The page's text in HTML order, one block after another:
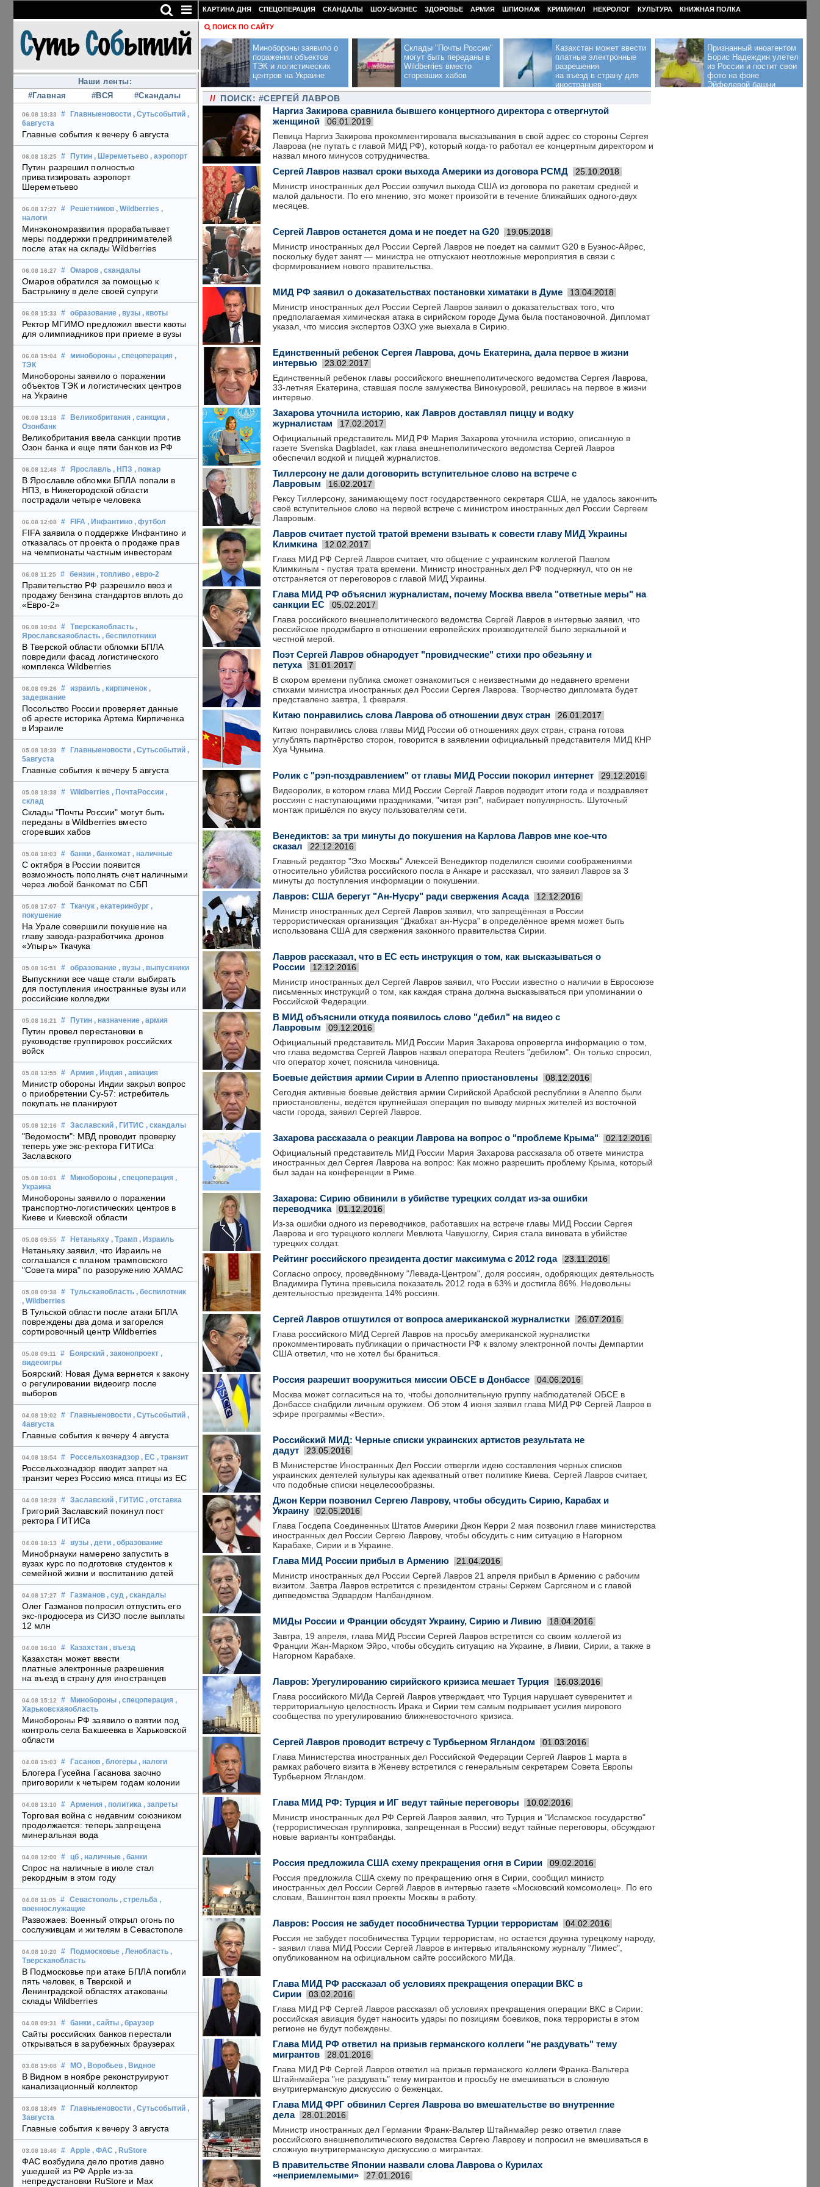
Наши ленты:
#Главная
#ВСЯ #Скандалы
06.08 18:33 # Главныеновости , Сутьсобытий ,
6августа
Главные события к вечеру 6 августа
06.08 18:25 # Путин , Шереметьево , аэропорт
Путин разрешил полностью
приватизировать аэропорт
Шереметьево
06.08 17:27 # Решетников , Wildberries ,
налоги
Минэкономразвития прорабатывает
меры поддержки предпринимателей
после атак на склады Wildberries
06.08 16:27 # Омаров , скандалы
Омаров обратился за помощью к
Бастрыкину в деле своей супруги
06.08 15:33 # образование , вузы , квоты
Ректор МГИМО предложил ввести квоты
для олимпиадников при приеме в вузы
06.08 15:04 # минобороны , спецоперация ,
ТЭК
Минобороны заявило о поражении
объектов ТЭК и логистических центров
на Украине
06.08 13:18 # Великобритания , санкции ,
Озонбанк
Великобритания ввела санкции против
Озон банка и еще пяти банков из РФ
06.08 12:48 # Ярославль , НПЗ , пожар
В Ярославле обломки БПЛА попали в
НПЗ, в Нижегородской области
пострадали четыре человека
06.08 12:08 # FIFA , Инфантино , футбол
FIFA заявила о поддержке Инфантино и
отказалась от проекта о продаже прав
на чемпионаты частным инвесторам
06.08 11:25 # бензин , топливо , евро-2
Правительство РФ разрешило ввоз и
продажу бензина стандартов вплоть до
«Евро-2»
06.08 10:04 # Тверскаяобласть ,
Ярославскаяобласть , беспилотники
В Тверской области обломки БПЛА
повредили фасад логистического
комплекса Wildberries
06.08 09:26 # израиль , кирпиченок ,
задержание
Посольство России проверяет данные
об аресте историка Артема Кирпиченка
в Израиле
05.08 18:39 # Главныеновости , Сутьсобытий ,
5августа
Главные события к вечеру 5 августа
05.08 18:38 # Wildberries , ПочтаРоссии ,
склад
Склады "Почты России" могут быть
переданы в Wildberries вместо
сгоревших хабов
05.08 18:03 # банки , банкомат , наличные
С октября в России появится
возможность пополнять счет наличными
через любой банкомат по СБП
05.08 17:07 # Ткачук , екатеринбург ,
покушение
На Урале совершили покушение на
главу завода-разработчика дронов
«Упырь» Ткачука
05.08 16:51 # образование , вузы , выпускники
Выпускники все чаще стали выбирать
для поступления иностранные вузы или
российские колледжи
05.08 16:21 # Путин , назначение , армия
Путин провел перестановки в
руководстве группировок российских
войск
05.08 13:55 # Армия , Индия , авиация
Министр обороны Индии закрыл вопрос
о приобретении Су-57: истребитель
покупать не планируют
05.08 12:16 # Заславский , ГИТИС , скандалы
"Ведомости": МВД проводит проверку
теперь уже экс-ректора ГИТИСа
Заславского
05.08 10:01 # Минобороны , спецоперация ,
Украина
Минобороны заявило о поражении
транспортно-логистических центров в
Киеве и Киевской области
05.08 09:55 # Нетаньяху , Трамп , Израиль
Нетаньяху заявил, что Израиль не
соглашался с планом трамповского
"Совета мира" по разоружению ХАМАС
05.08 09:38 # Тульскаяобласть , беспилотник
, Wildberries
В Тульской области после атаки БПЛА
повреждены два дома и загорелся
сортировочный центр Wildberries
05.08 09:11 # Боярский , законопроект ,
видеоигры
Боярский: Новая Дума вернется к закону
о регулировании видеоигр после
выборов
04.08 19:02 # Главныеновости , Сутьсобытий ,
4августа
Главные события к вечеру 4 августа
04.08 18:54 # Россельхознадзор , ЕС , транзит
Россельхознадзор вводит запрет на
транзит через Россию мяса птицы из ЕС
04.08 18:28 # Заславский , ГИТИС , отставка
Григорий Заславский покинул пост
ректора ГИТИСа
04.08 18:13 # вузы , дети , образование
Минобрнауки намерено запустить в
вузах курс по подготовке студентов к
семейной жизни и воспитанию детей
04.08 17:27 # Газманов , суд , скандалы
Олег Газманов попросил отпустить его
экс-продюсера из СИЗО после выплаты
12 млн
04.08 16:10 # Казахстан , въезд
Казахстан может ввести
платные электронные разрешения
на въезд в страну для иностранцев
04.08 15:12 # Минобороны , спецоперация ,
Харьковскаяобласть
Минобороны РФ заявило о взятии под
контроль села Бакшеевка в Харьковской
области
04.08 15:03 # Гасанов , блогеры , налоги
Блогера Гусейна Гасанова заочно
приговорили к четырем годам колонии
04.08 13:10 # Армения , политика , запреты
Торговая война с недавним союзником
продолжается: теперь запрещена
минеральная вода
04.08 12:00 # цб , наличные , банки
Спрос на наличные в июле стал
рекордным в этом году
04.08 11:05 # Севастополь , стрельба ,
военнослужащие
Развожаев: Военный открыл огонь по
сослуживцам и жителям в Севастополе
04.08 10:20 # Подмосковье , Ленобласть ,
Тверскаяобласть
В Подмосковье при атаке БПЛА погибли
пять человек, в Тверской и
Ленинградской областях атакованы
склады Wildberries
04.08 09:31 # банки , сайты , браузер
Сайты российских банков перестали
открываться в зарубежных браузерах
03.08 19:08 # МО , Воробьев , Видное
В Видном в ноябре реконструируют
канализационный коллектор
03.08 18:49 # Главныеновости , Сутьсобытий ,
3августа
Главные события к вечеру 3 августа
03.08 18:46 # Apple , ФАС , RuStore
ФАС возбудила дело против давно
ушедшей из РФ Apple из-за
непредустановки RuStore и Max
КАРТИНА ДНЯ СПЕЦОПЕРАЦИЯ СКАНДАЛЫ ШОУ-БИЗНЕС ЗДОРОВЬЕ АРМИЯ ШПИОНАЖ КРИМИНАЛ НЕКРОЛОГ КУЛЬТУРА КНИЖНАЯ ПОЛКА
ПОИСК ПО САЙТУ
Минобороны заявило о
поражении объектов
ТЭК и логистических
центров на Украине
Склады "Почты России"
могут быть переданы в
Wildberries вместо
сгоревших хабов
Казахстан может ввести
платные электронные
разрешения
на въезд в страну для
иностранцев
Признанный иноагентом
Борис Надеждин улетел
из России и постит свои
фото на фоне
Эйфелевой башни
// ПОИСК: #СЕРГЕЙ ЛАВРОВ
Наргиз Закирова сравнила бывшего концертного директора с отвергнутой
женщиной
06.01.2019
Певица Наргиз Закирова прокомментировала высказывания в свой адрес со стороны Сергея
Лаврова (не путать с главой МИД РФ), который когда-то работал ее концертным директором и
назвал много минусов сотрудничества.
Сергей Лавров назвал сроки выхода Америки из договора РСМД 25.10.2018
Министр иностранных дел России озвучил выхода США из договора по ракетам средней и
малой дальности. По его мнению, это может произойти в течение ближайших одного-двух
месяцев.
Сергей Лавров останется дома и не поедет на G20 19.05.2018
Министр иностранных дел России Сергей Лавров не поедет на саммит G20 в Буэнос-Айрес,
поскольку будет занят — министра не отпускают неотложные мероприятия в связи с
формированием нового правительства.
МИД РФ заявил о доказательствах постановки химатаки в Думе 13.04.2018
Министр иностранных дел России Сергей Лавров заявил о доказательствах того, что
предполагаемая химическая атака в сирийском городе Дума была постановочной. Дипломат
указал, что миссия экспертов ОЗХО уже выехала в Сирию.
Единственный ребенок Сергея Лаврова, дочь Екатерина, дала первое в жизни
интервью
23.02.2017
Единственный ребенок главы российского внешнеполитического ведомства Сергея Лаврова,
33-летняя Екатерина, ставшая после замужества Винокуровой, решилась на первое в жизни
интервью.
Захарова уточнила историю, как Лавров доставлял пиццу и водку
журналистам
17.02.2017
Официальный представитель МИД РФ Мария Захарова уточнила историю, описанную в
газете Svenska Dagbladet, как глава внешнеполитического ведомства Сергей Лавров
обеспечил водкой и пиццей журналистов.
Тиллерсону не дали договорить вступительное слово на встрече с
Лавровым
16.02.2017
Рексу Тиллерсону, занимающему пост государственного секретаря США, не удалось закончить
своё вступительное слово на первой встрече с министром иностранных дел России Сергеем
Лавровым.
Лавров считает пустой тратой времени взывать к совести главу МИД Украины
Климкина
12.02.2017
Глава МИД РФ Сергей Лавров считает, что общение с украинским коллегой Павлом
Климкиным - пустая трата времени. Министр иностранных дел РФ подчеркнул, что он не
отстраняется от переговоров с главой МИД Украины.
Глава МИД РФ объяснил журналистам, почему Москва ввела "ответные меры" на
санкции ЕС
05.02.2017
Глава российского внешнеполитического ведомства Сергей Лавров в интервью заявил, что
российское продэмбарго в отношении европейских производителей было зеркальной и
честной мерой.
Поэт Сергей Лавров обнародует "провидческие" стихи про обезьяну и
петуха
31.01.2017
В скором времени публика сможет ознакомиться с неизвестными до недавнего времени
стихами министра иностранных дел России Сергея Лаврова. Творчество дипломата будет
представлено завтра, 1 февраля.
Китаю понравились слова Лаврова об отношении двух стран 26.01.2017
Китаю понравились слова главы МИД России об отношениях двух стран, страна готова
углублять партнёрство сторон, говорится в заявлении официальный представителя МИД КНР
Хуа Чуньина.
Ролик с "рэп-поздравлением" от главы МИД России покорил интернет 29.12.2016
Видеоролик, в котором глава МИД России Сергей Лавров подводит итоги года и поздравляет
россиян с наступающими праздниками, "читая рэп", набирает популярность. Шуточный
монтаж пришёлся по вкусу пользователям сети.
Венедиктов: за три минуты до покушения на Карлова Лавров мне кое-что
сказал
22.12.2016
Главный редактор "Эхо Москвы" Алексей Венедиктор поделился своими соображениями
относительно убийства российского посла в Анкаре и рассказал, что заявил Лавров за 3
минуты до поступления информации о покушении.
Лавров: США берегут "Ан-Нусру" ради свержения Асада 12.12.2016
Министр иностранных дел Сергей Лавров заявил, что запрещённая в России
террористическая организация "Джабхат ан-Нусра" в определённое время может быть
использована США для свержения законного правительства Сирии.
Лавров рассказал, что в ЕС есть инструкция о том, как высказываться о
России
12.12.2016
Министр иностранных дел Сергей Лавров заявил, что России известно о наличии в Евросоюзе
письменных инструкций о том, как каждая страна должна высказываться при упоминании о
Российской Федерации.
В МИД объяснили откуда появилось слово "дебил" на видео с
Лавровым
09.12.2016
Официальный представитель МИД России Мария Захарова опровергла информацию о том,
что глава ведомства Сергей Лавров назвал оператора Reuters "дебилом". Он только спросил,
что оператор хочет, пояснила чиновница.
Боевые действия армии Сирии в Алеппо приостановлены 08.12.2016
Сегодня активные боевые действия армии Сирийской Арабской республики в Алеппо были
приостановлены, ведётся крупнейшая операция по выводу мирных жителей из восточной
части города, заявил Сергей Лавров.
Захарова рассказала о реакции Лаврова на вопрос о "проблеме Крыма" 02.12.2016
Официальный представитель МИД России Мария Захарова рассказала об ответе министра
иностранных дел Сергея Лаврова на вопрос: Как можно разрешить проблему Крыма, который
был задан на конференции в Риме.
Захарова: Сирию обвинили в убийстве турецких солдат из-за ошибки
переводчика
01.12.2016
Из-за ошибки одного из переводчиков, работавших на встрече главы МИД России Сергея
Лаврова и его турецкого коллеги Мевлюта Чавушоглу, Сирия стала виновата в убийстве
турецких солдат.
Рейтинг российского президента достиг максимума с 2012 года 23.11.2016
Согласно опросу, проведённому "Левада-Центром", доля россиян, одобряющих деятельность
Владимира Путина превысила показатель 2012 года в 63% и достигла 86%. Недовольны
деятельностью президента 14% россиян.
Сергей Лавров отшутился от вопроса американской журналистки 26.07.2016
Глава российского МИД Сергей Лавров на просьбу американской журналистки
прокомментировать публикации о причастности РФ к взлому электронной почты Демпартии
США ответил, что не хотел бы браниться.
Россия разрешит вооружиться миссии ОБСЕ в Донбассе 04.06.2016
Москва может согласиться на то, чтобы дополнительную группу наблюдателей ОБСЕ в
Донбассе снабдили личным оружием. Об этом 4 июня заявил глава МИД РФ Сергей Лавров в
эфире программы «Вести».
Российский МИД: Черные списки украинских артистов результата не
дадут
23.05.2016
В Министерстве Иностранных Дел России отвергли идею составления черных списков
украинских деятелей культуры как адекватный ответ политике Киева. Сергей Лавров считает,
что подобные списки нецелесообразны.
Джон Керри позвонил Сергею Лаврову, чтобы обсудить Сирию, Карабах и
Украину
02.05.2016
Глава Госдепа Соединенных Штатов Америки Джон Керри 2 мая позвонил главе министерства
иностранных дел России Сергею Лаврову, чтобы обсудить с ним ситуацию в Нагорном
Карабахе, Сирии и в Украине.
Глава МИД России прибыл в Армению 21.04.2016
Министр иностранных дел России Сергей Лавров 21 апреля прибыл в Армению с рабочим
визитом. Завтра Лавров встретится с президентом страны Сержем Саргсяном и с главой
дипведомства Эдвардом Налбандяном.
МИДы России и Франции обсудят Украину, Сирию и Ливию 18.04.2016
Завтра, 19 апреля, глава МИД России Сергей Лавров встретится со своим коллегой из
Франции Жан-Марком Эйро, чтобы обсудить ситуацию на Украине, в Ливии, Сирии, а также в
Нагорном Карабахе.
Лавров: Урегулированию сирийского кризиса мешает Турция 16.03.2016
Глава российского МИДа Сергей Лавров утверждает, что Турция нарушает суверенитет и
территориальную целостность Ирака и Сирии тем самым подрывает усилия мирового
сообщества по урегулированию ближневосточного кризиса.
Сергей Лавров проводит встречу с Турбьерном Ягландом 01.03.2016
Глава Министерства иностранных дел Российской Федерации Сергей Лавров 1 марта в
рамках рабочего визита в Женеву встретился с генеральным секретарем Совета Европы
Турбьерном Ягландом.
Глава МИД РФ: Турция и ИГ ведут тайные переговоры 10.02.2016
Министр иностранных дел РФ Сергей Лавров заявил, что Турция и "Исламское государство"
(террористическая группировка, запрещенная в России) ведут тайные переговоры, обсуждают
новые варианты контрабанды.
Россия предложила США схему прекращения огня в Сирии 09.02.2016
Россия предложила США схему по прекращению огня в Сирии, сообщил министр
иностранных дел России Сергей Лавров в интервью газете «Московский комсомолец». По его
словам, Вашингтон взял проекты Москвы в работу.
Лавров: Россия не забудет пособничества Турции террористам 04.02.2016
Россия не забудет пособничества Турции террористам, но остается дружна турецкому народу,
- заявил глава МИД России Сергей Лавров в интервью итальянскому журналу "Лимес",
опубликованном на официальном сайте российского МИДа.
Глава МИД РФ рассказал об условиях прекращения операции ВКС в
Сирии
03.02.2016
Глава МИД РФ Сергей Лавров рассказал об условиях прекращения операции ВКС в Сирии:
российская авиация будет наносить удары по позициям боевиков, пока террористы в этом
регионе не будут побеждены.
Глава МИД РФ ответил на призыв германского коллеги "не раздувать" тему
мигрантов
28.01.2016
Глава МИД РФ Сергей Лавров ответил на призыв германского коллеги Франка-Вальтера
Штайнмайера "не раздувать" тему мигрантов и просьбу не вмешиваться в сложную
внутригерманскую дискуссию о беженцах.
Глава МИД ФРГ обвинил Сергея Лаврова во вмешательстве во внутренние
дела
28.01.2016
Министр иностранных дел Германии Франк-Вальтер Штайнмайер резко ответил главе
российского внешнеполитического ведомства Сергею Лаврову и попросил не вмешиваться в
сложную внутригерманскую дискуссию о мигрантах.
В правительстве Японии назвали слова Лаврова о Курилах
«неприемлемыми»
27.01.2016